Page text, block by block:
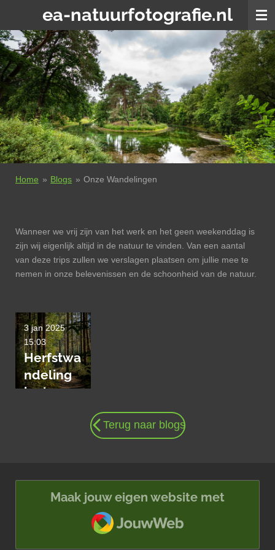
naar
de
hoofdinhoud
ea-natuurfotografie.nl
Home » Blogs » Onze Wandelingen
Wanneer we vrij zijn van het werk en het geen weekenddag is
zijn wij eigenlijk altijd in de natuur te vinden. Van een aantal
van deze trips zullen we verslagen plaatsen om jullie mee te
nemen in onze belevenissen en de schoonheid van de natuur.
Herfstwa
ndeling
in de
3 jan 2025
15:03
Terug naar blogs
Maak jouw eigen website met
JouwWeb